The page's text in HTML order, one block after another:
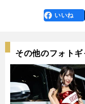
faceboo
k
いいね
その他のフォト